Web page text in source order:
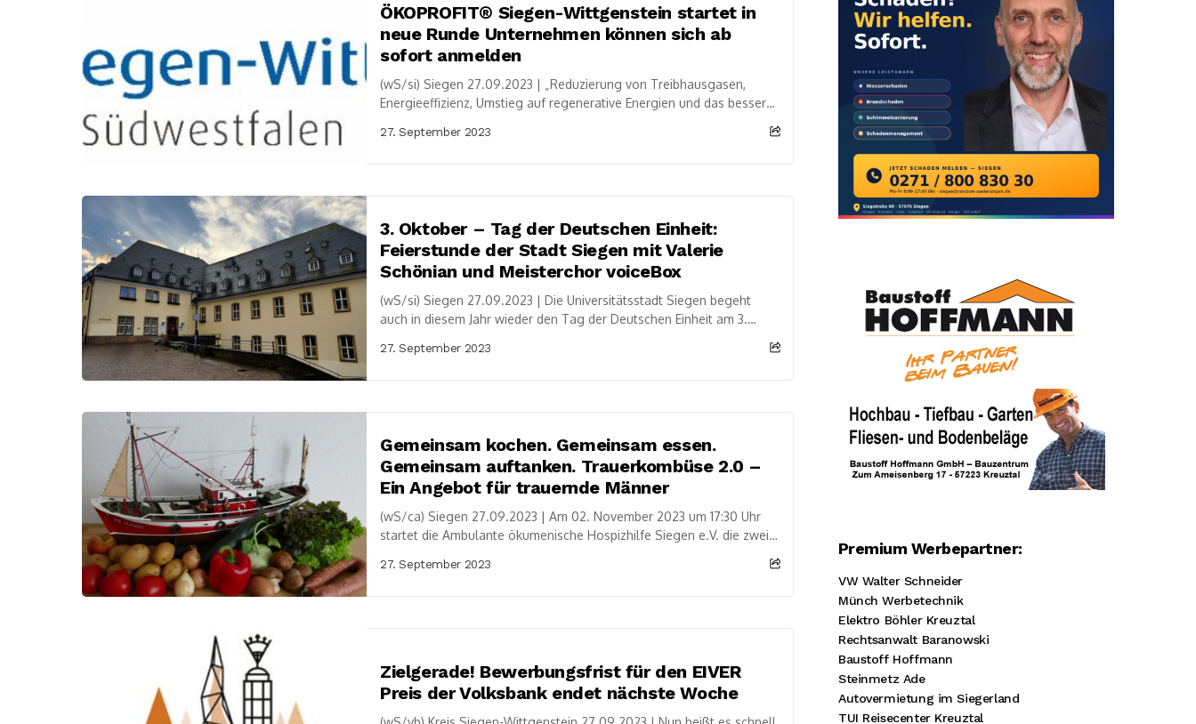
ÖKOPROFIT® Siegen-Wittgenstein startet in
neue Runde Unternehmen können sich ab
sofort anmelden
(wS/si) Siegen 27.09.2023 | „Reduzierung von Treibhausgasen,
Energieeffizienz, Umstieg auf regenerative Energien und das bessere
27. September 2023
3. Oktober – Tag der Deutschen Einheit:
Feierstunde der Stadt Siegen mit Valerie
Schönian und Meisterchor voiceBox
(wS/si) Siegen 27.09.2023 | Die Universitätsstadt Siegen begeht
auch in diesem Jahr wieder den Tag der Deutschen Einheit am 3.
27. September 2023
Gemeinsam kochen. Gemeinsam essen.
Gemeinsam auftanken. Trauerkombüse 2.0 –
Ein Angebot für trauernde Männer
(wS/ca) Siegen 27.09.2023 | Am 02. November 2023 um 17:30 Uhr
startet die Ambulante ökumenische Hospizhilfe Siegen e.V. die zweite
27. September 2023
Zielgerade! Bewerbungsfrist für den EIVER
Preis der Volksbank endet nächste Woche
Premium Werbepartner:
VW Walter Schneider
Münch Werbetechnik
Elektro Böhler Kreuztal
Rechtsanwalt Baranowski
Baustoff Hoffmann
Steinmetz Ade
Autovermietung im Siegerland
TUI Reisecenter Kreuztal